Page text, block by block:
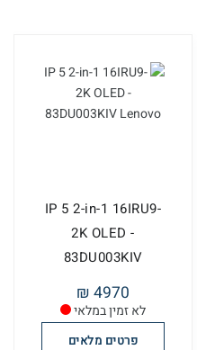
לא זמין במלאי
IP 5 2-in-1 16IRU9-
2K OLED -
83DU003KIV
Lenovo
4970 ₪
פרטים מלאים